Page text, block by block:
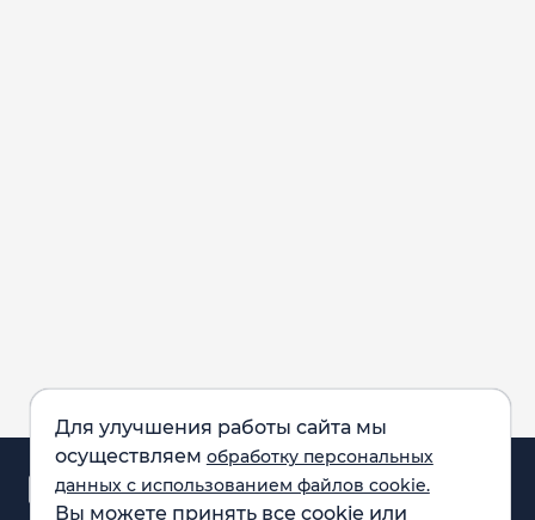
Для улучшения работы сайта мы
осуществляем обработку персональных
данных с использованием файлов cookie.
Вы можете принять все cookie или
Аналитика и
новости